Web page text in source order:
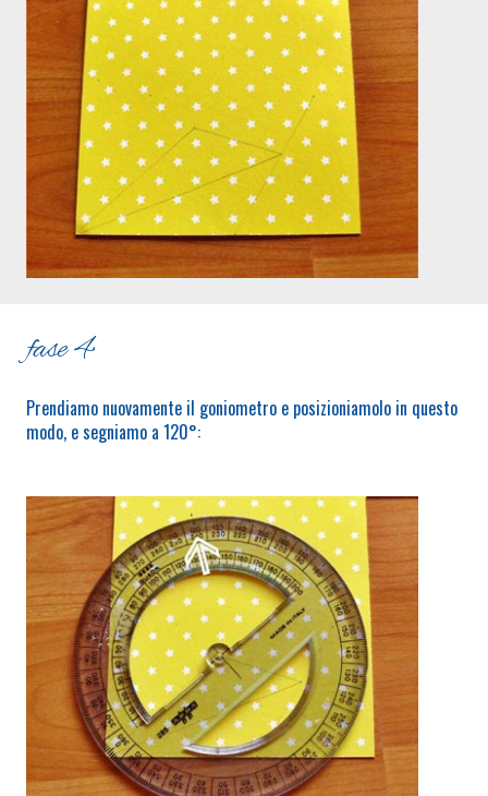
fase 4
Prendiamo nuovamente il goniometro e posizioniamolo in questo
modo, e segniamo a 120°: